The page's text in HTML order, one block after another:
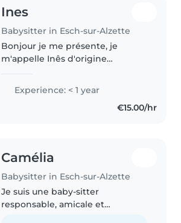
Ines
Babysitter in Esch-sur-Alzette
Bonjour je me présente, je
m'appelle Inês d'origine
viens actuellement de finir mon
bac. Je suis très sérieusement à
la recherche d'une famille qui
Experience: < 1 year
€15.00/hr
Camélia
Babysitter in Esch-sur-Alzette
Je suis une baby-sitter
responsable, amicale et